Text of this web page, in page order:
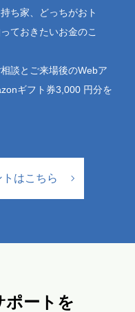
ち家、どっちがおト
ておきたいお金のこ
談とご来場後のWebア
ギフト券3,000 円分を
はこちら
ポートを